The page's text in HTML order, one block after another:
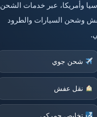
وأمريكا، عبر خدمات الشحن
وشحن السيارات والطرود
شحن جوي
نقل عفش
تخليص جمركي